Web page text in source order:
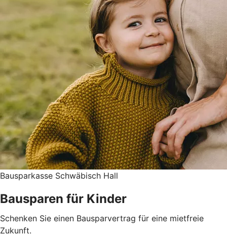
Bausparkasse Schwäbisch Hall
Bausparen für Kinder
Schenken Sie einen Bausparvertrag für eine mietfreie
Zukunft.